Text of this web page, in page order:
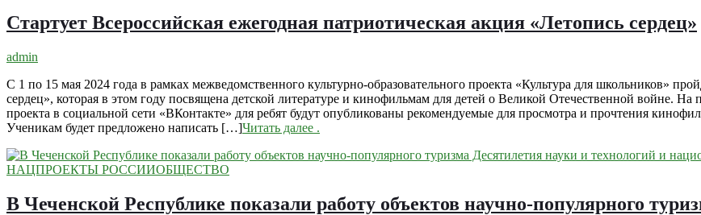
Стартует Всероссийская ежегодная патриотическая акция «Летопись сердец»
admin
С 1 по 15 мая 2024 года в рамках межведомственного культурно-образовательного проекта «Культура для школьников»
сердец», которая в этом году посвящена детской литературе и кинофильмам для детей о Великой Отечественной войне.
проекта в социальной сети «ВКонтакте» для ребят будут опубликованы рекомендуемые для просмотра и прочтения
Ученикам будет предложено написать […]Читать далее .
НАЦПРОЕКТЫ РОССИИОБЩЕСТВО
В Чеченской Республике показали работу объектов научно-популярного